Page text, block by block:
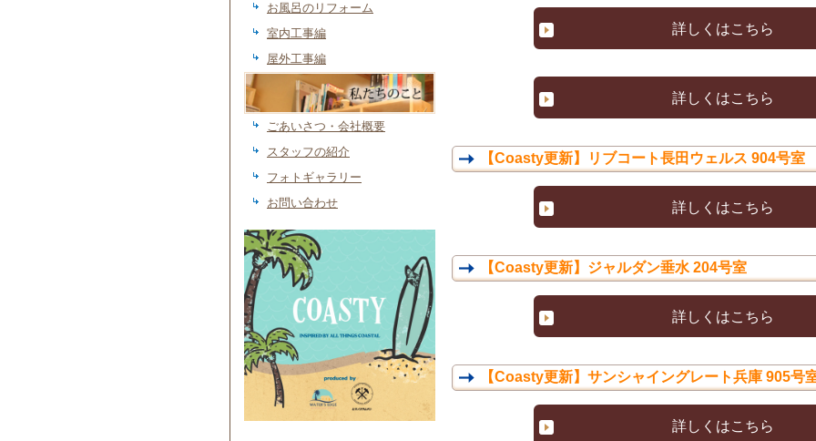
詳しくはこちら
詳しくはこちら
【Coasty更新】リブコート長田ウェルス 904号室
詳しくはこちら
【Coasty更新】ジャルダン垂水 204号室
詳しくはこちら
【Coasty更新】サンシャイングレート兵庫 905号
詳しくはこちら
お風呂のリフォーム
室内工事編
屋外工事編
私たちのこと
ごあいさつ・会社概要
スタッフの紹介
フォトギャラリー
お問い合わせ